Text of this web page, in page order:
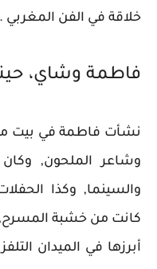
خلاقة في الفن المغربي .
فاطمة وشاي،
نشأت فاطمة في بيت
وشاعر الملحون,
والسينما, وكذا
كانت من خشبة
أبرزها في الميدان